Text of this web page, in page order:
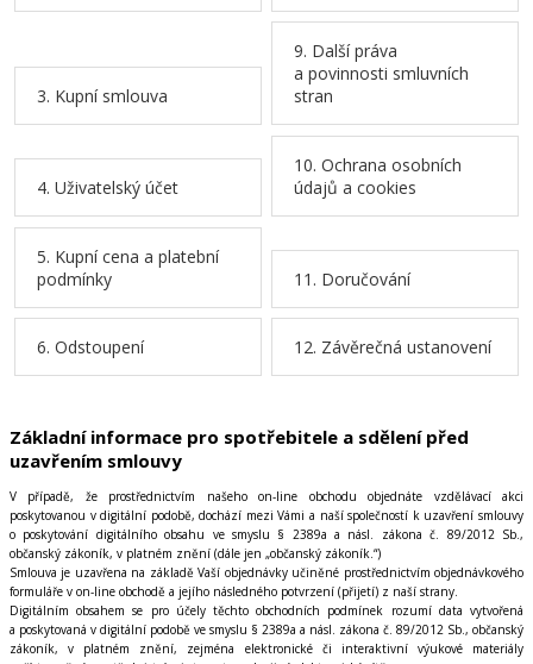
3. Kupní smlouva
9. Další práva
a povinnosti smluvních
stran
4. Uživatelský účet
10. Ochrana osobních
údajů a cookies
5. Kupní cena a platební
podmínky
11. Doručování
6. Odstoupení 12. Závěrečná ustanovení
Základní informace pro spotřebitele a sdělení před
uzavřením smlouvy
V případě, že prostřednictvím našeho on-line obchodu objednáte vzdělávací akci
poskytovanou v digitální podobě, dochází mezi Vámi a naší společností k uzavření smlouvy
o poskytování digitálního obsahu ve smyslu § 2389a a násl. zákona č. 89/2012 Sb.,
občanský zákoník, v platném znění (dále jen „občanský zákoník.“)
Smlouva je uzavřena na základě Vaší objednávky učiněné prostřednictvím objednávkového
formuláře v on-line obchodě a jejího následného potvrzení (přijetí) z naší strany.
Digitálním obsahem se pro účely těchto obchodních podmínek rozumí data vytvořená
a poskytovaná v digitální podobě ve smyslu § 2389a a násl. zákona č. 89/2012 Sb., občanský
zákoník, v platném znění, zejména elektronické či interaktivní výukové materiály